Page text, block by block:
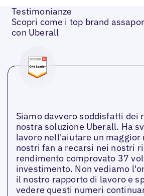
Testimonianze
Scopri come i top brand
con Uberall
Siamo davvero soddisfatti dei
nostra soluzione Uberall. Ha
lavoro nell'aiutare un maggior
nostri fan a recarsi nei nostri
rendimento comprovato 37
investimento. Non vediamo
il nostro rapporto di lavoro e
vedere questi numeri